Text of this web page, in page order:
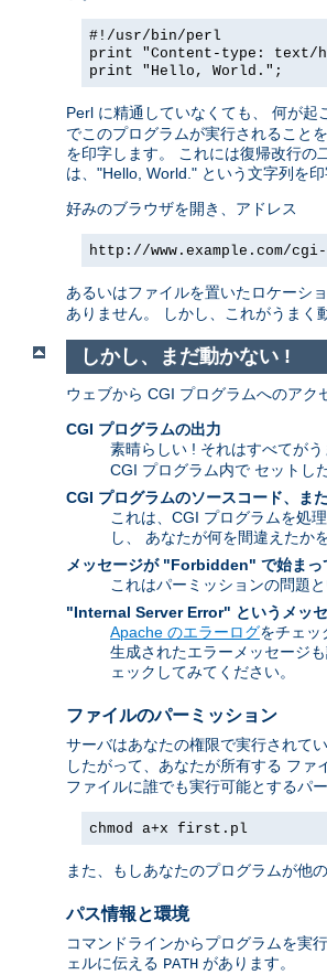
#!/usr/bin/perl
print "Content-type: text/
print "Hello, World.";
Perl に精通していなくても、 何が起
でこのプログラムが実行されること
を印字します。 これには復帰改行の
は、"Hello, World." という文字列を
好みのブラウザを開き、アドレス
http://www.example.com/
あるいはファイルを置いたロケーシ
ありません。 しかし、これがうまく
しかし、まだ動かない !
ウェブから CGI プログラムへのア
CGI プログラムの出力
素晴らしい ! それはすべてが
CGI プログラム内で セットし
CGI プログラムのソースコード、
これは、CGI プログラムを処
し、 あなたが何を間違えたか
メッセージが "Forbidden" で始まっ
これはパーミッションの問題
"Internal Server Error" というメッ
Apache のエラーログをチェッ
生成されたエラーメッセージ
ェックしてみてください。
ファイルのパーミッション
サーバはあなたの権限で実行されて
したがって、あなたが所有する ファ
ファイルに誰でも実行可能とするパ
chmod a+x first.pl
また、もしあなたのプログラムが他
パス情報と環境
コマンドラインからプログラムを実
ェルに伝える PATH があります。